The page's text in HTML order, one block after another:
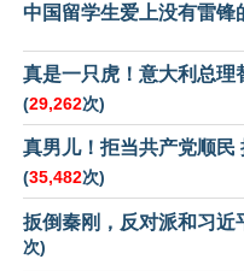
中国留学生爱上没有雷锋
真是一只虎！意大利总理
(29,262次)
真男儿！拒当共产党顺民
(35,482次)
扳倒秦刚，反对派和习近
次)